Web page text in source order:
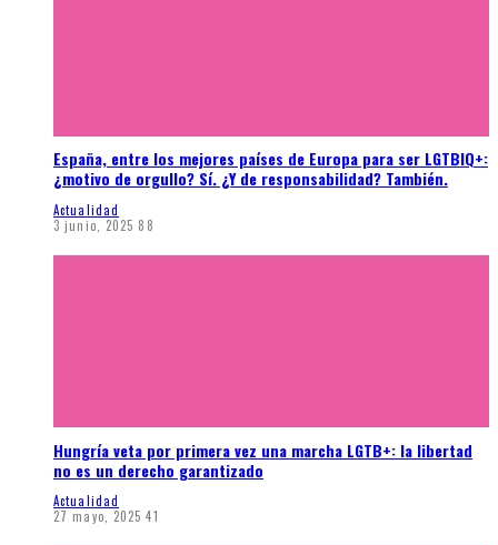
España, entre los mejores países de Europa para ser LGTBIQ+:
¿motivo de orgullo? Sí. ¿Y de responsabilidad? También.
Actualidad
3 junio, 2025 88
Hungría veta por primera vez una marcha LGTB+: la libertad
no es un derecho garantizado
Actualidad
27 mayo, 2025 41